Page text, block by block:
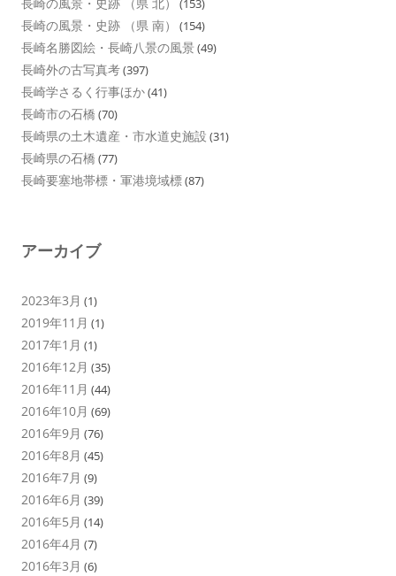
(153)
長崎の風景・史跡 （県 南） (154)
長崎名勝図絵・長崎八景の風景 (49)
長崎外の古写真考(397)
長崎学さるく行事ほか(41)
長崎市の石橋 (70)
長崎県の土木遺産・市水道史施設 (31)
長崎県の石橋 (77)
長崎要塞地帯標・軍港境域標(87)
アーカイブ
2023年3月 (1)
2019年11月 (1)
2017年1月 (1)
2016年12月 (35)
2016年11月 (44)
2016年10月 (69)
2016年9月 (76)
2016年8月 (45)
2016年7月 (9)
2016年6月 (39)
2016年5月 (14)
2016年4月 (7)
2016年3月 (6)